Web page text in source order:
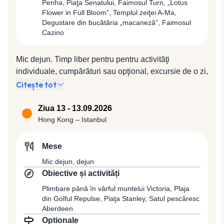
priveliştile „ameţitoare” oferite de Marea Chinei de
Sud şi de Parcul Natural Lantau Nord Park Country.
Opţional, seara veţi putea participa la o superbă
pentru a admira vestitele lumini ale oraşului Hong
Kong. Cazare la hotel 4*.
Penha, Piaţa Senatului, Faimosul Turn, „Lotus
Flower in Full Bloom”, Templul zeiţei A-Ma,
Degustare din bucătăria „macaneză”, Faimosul
Cazino
Mic dejun. Timp liber pentru pentru activităţi
individuale, cumpărături sau opţional, excursie de o zi,
cu dejun inclus, cu vaporul la Macao, fostă colonie
europeană din Orientul Îndepărtat, datând din anul
1557. Mai mult de 400 de ani de amestec între
culturi proprii a acestei aşezări. „Rădăcinile” europene
portugheze, care au fost listate recent în Patrimoniul
Mondial UNESCO. Veţi vedea principalele puncte de
atracţie turistică din Macao, precum ruinele bisericii
romano-catolice St. Paul, devenite emblema orașului
Macao, intrată pe lista Patrimoniului Mondial
Citește tot
Ziua 13 - 13.09.2026
Hong Kong – Istanbul
Mese
Mic dejun, dejun
Obiective și activități
Plimbare până în vârful muntelui Victoria, Plaja
din Golful Repulse, Piaţa Stanley, Satul pescăresc
Aberdeen
Optionale